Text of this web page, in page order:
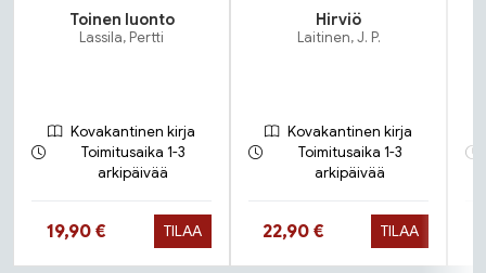
Toinen luonto
Lassila, Pertti
Kovakantinen kirja
Toimitusaika 1-3
arkipäivää
Hinta nyt
19,90 € TILAA
Hirviö
Laitinen, J. P.
Kovakantinen kirja
Toimitusaika 1-3
arkipäivää
Hinta nyt
22,90 € TILAA